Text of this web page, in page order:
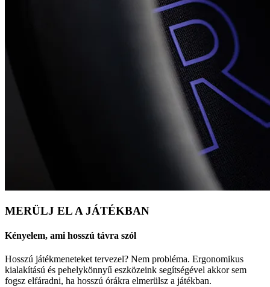
MERÜLJ EL A JÁTÉKBAN
Kényelem, ami hosszú távra szól
Hosszú játékmeneteket tervezel? Nem probléma. Ergonomikus
kialakítású és pehelykönnyű eszközeink segítségével akkor sem
fogsz elfáradni, ha hosszú órákra elmerülsz a játékban.